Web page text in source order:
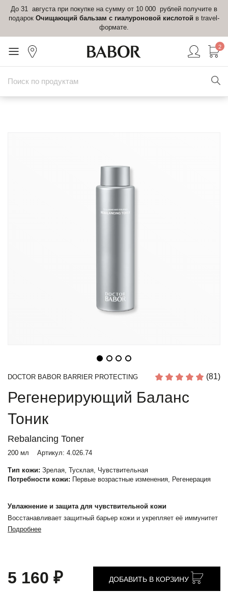
До 31 августа при покупке на сумму от 10 000 рублей получите в
подарок Очищающий бальзам с гиалуроновой кислотой в travel-
формате.
2
DOCTOR BABOR BARRIER PROTECTING (81)
Регенерирующий Баланс
Тоник
Rebalancing Toner
200 мл Артикул: 4.026.74
Тип кожи: Зрелая, Тусклая, Чувствительная
Потребности кожи: Первые возрастные изменения, Регенерация
Увлажнение и защита для чувствительной кожи
Восстанавливает защитный барьер кожи и укрепляет её иммунитет
Подробнее
5 160 ₽ ДОБАВИТЬ В КОРЗИНУ